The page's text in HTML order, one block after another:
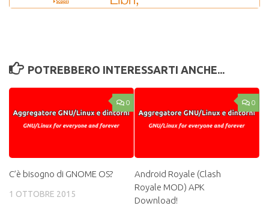
POTREBBERO INTERESSARTI ANCHE...
0
C’è bisogno di GNOME OS?
1 OTTOBRE 2015
0
Android Royale (Clash
Royale MOD) APK
Download!